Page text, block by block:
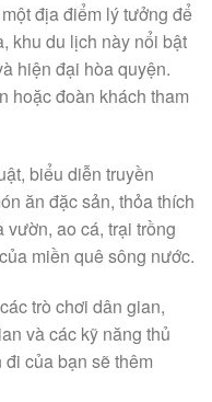
địa điểm lý tưởng để
khu du lịch này nổi bật
hiện đại hòa quyện.
hoặc đoàn khách tham
biểu diễn truyền
ăn đặc sản, thỏa thích
ao cá, trại trồng
miền quê sông nước.
trò chơi dân gian,
và các kỹ năng thủ
đi của bạn sẽ thêm